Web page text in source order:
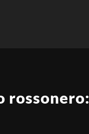
rossonero: